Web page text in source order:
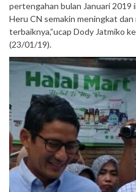
pertengahan bulan Januari
Heru CN semakin meningkat
terbaiknya,”ucap Dody Jatmiko
(23/01/19).